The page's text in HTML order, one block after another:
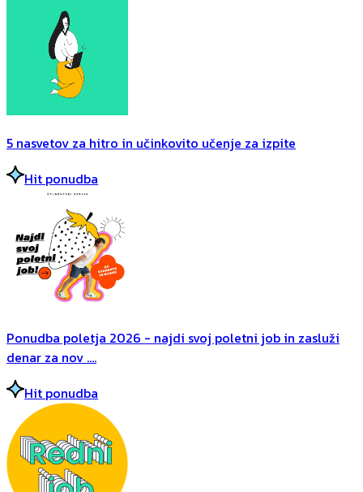
5 nasvetov za hitro in učinkovito učenje za izpite
Hit ponudba
Ponudba poletja 2026 - najdi svoj poletni job in zasluži
denar za nov ....
Hit ponudba